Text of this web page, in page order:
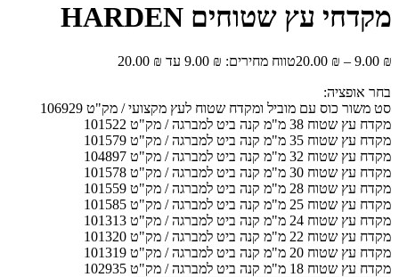
מקדחי עץ שטוחים HARDEN
9.00 ₪
–
20.00 ₪ טווח מחירים: ⁦9.00 ₪⁩ עד ⁦20.00 ₪⁩
בחר אופציה:
סט משור כוס עם מוביל ומקדח שטוח לעץ מקצועי / מק"ט 106929
מקדח עץ שטוח 38 מ"מ קנה ביט למברגה / מק"ט 101522
מקדח עץ שטוח 35 מ"מ קנה ביט למברגה / מק"ט 101579
מקדח עץ שטוח 32 מ"מ קנה ביט למברגה / מק"ט 104897
מקדח עץ שטוח 30 מ"מ קנה ביט למברגה / מק"ט 101578
מקדח עץ שטוח 28 מ"מ קנה ביט למברגה / מק"ט 101559
מקדח עץ שטוח 25 מ"מ קנה ביט למברגה / מק"ט 101585
מקדח עץ שטוח 24 מ"מ קנה ביט למברגה / מק"ט 101313
מקדח עץ שטוח 22 מ"מ קנה ביט למברגה / מק"ט 101320
מקדח עץ שטוח 20 מ"מ קנה ביט למברגה / מק"ט 101319
מקדח עץ שטוח 18 מ"מ קנה ביט למברגה / מק"ט 102935